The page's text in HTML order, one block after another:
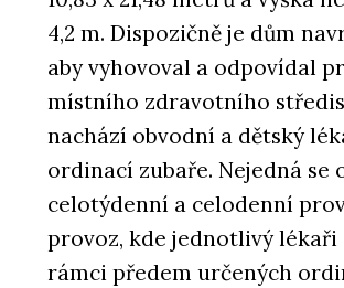
4,2 m. Dispozičně je dům
aby vyhovoval a odpovídal
místního zdravotního
nachází obvodní a dětský
ordinací zubaře. Nejedná se
celotýdenní a celodenní
provoz, kde jednotlivý lékaři
rámci předem určených